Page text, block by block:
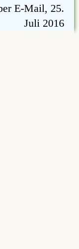
E-Mail, 25.
Juli 2016